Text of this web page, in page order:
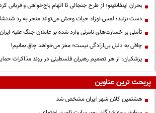
بحران اینفانتینو؛ از طرح جنجالی تا اتهام باج‌خواهی و قربانی
دست نزنید؛ لمس نوزاد حیات وحش می‌تواند منجر به رد
تأملی بر خسارت‌های نامرئی وارد شده بر عاملان جنگ علیه ایران
چاقی به دلیل بی‌ارادگی نیست؛ مغز می‌خواهد چاق بمانیم!
پزشکیان: از هر تصمیم رهبران فلسطینی در روند مذاکرات
پربحث ترین عناوین
هشتمین کلان شهر ایران مشخص شد